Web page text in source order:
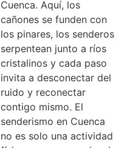
Cuenca. Aquí, los
cañones se funden con
los pinares, los senderos
serpentean junto a ríos
cristalinos y cada paso
invita a desconectar del
ruido y reconectar
contigo mismo. El
senderismo en Cuenca
no es solo una actividad